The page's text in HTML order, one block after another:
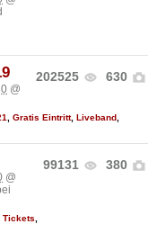
202525 630
@
Gratis Eintritt, Liveband
99131 380
@
Tickets,